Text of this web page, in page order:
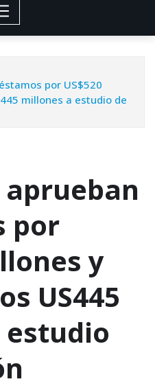
por US$520
millones a estudio de
por
y
US445